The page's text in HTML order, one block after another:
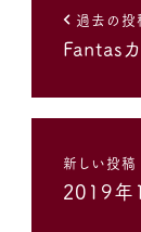
過去の投
Fantas
新しい投稿
2019年